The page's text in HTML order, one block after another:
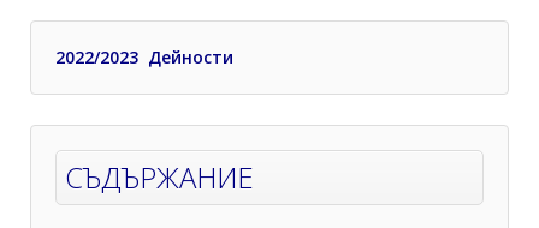
2022/2023 Дейности
СЪДЪРЖАНИЕ